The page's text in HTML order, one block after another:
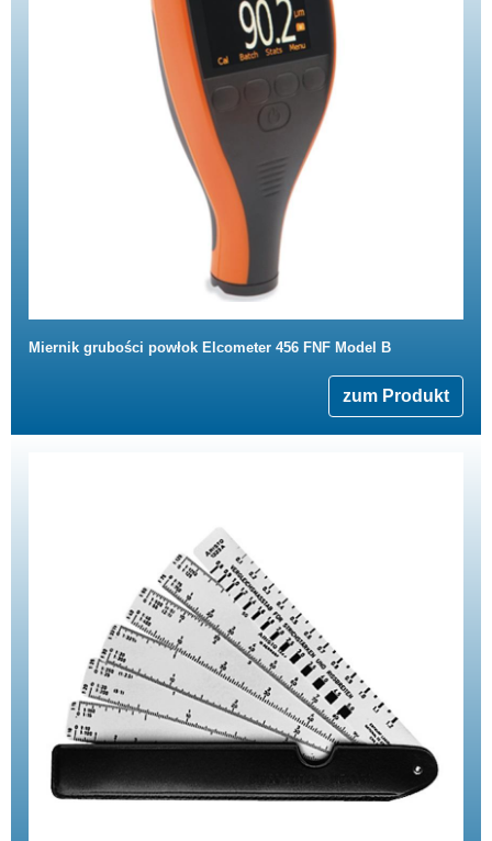
Miernik grubości powłok Elcometer 456 FNF Model B
zum Produkt